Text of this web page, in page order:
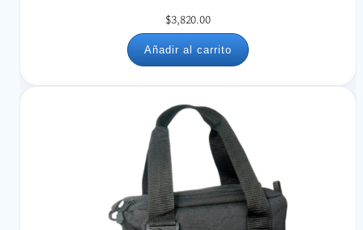
$3,820.00
Añadir al carrito